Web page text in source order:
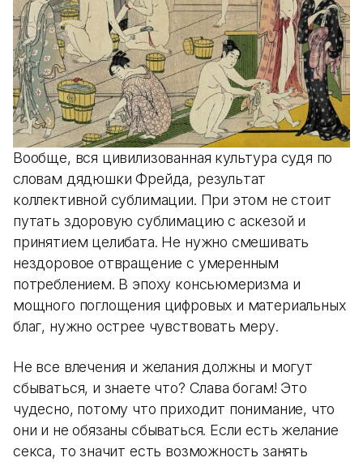
Вообще, вся цивилизованная культура судя по
словам дядюшки Фрейда, результат
коллективной сублимации. При этом не стоит
путать здоровую сублимацию с аскезой и
принятием целибата. Не нужно смешивать
нездоровое отвращение с умеренным
потреблением. В эпоху консьюмеризма и
мощного поглощения цифровых и материальных
благ, нужно острее чувствовать меру.
Не все влечения и желания должны и могут
сбываться, и знаете что? Слава богам! Это
чудесно, потому что приходит понимание, что
они и не обязаны сбываться. Если есть желание
секса, то значит есть возможность занять